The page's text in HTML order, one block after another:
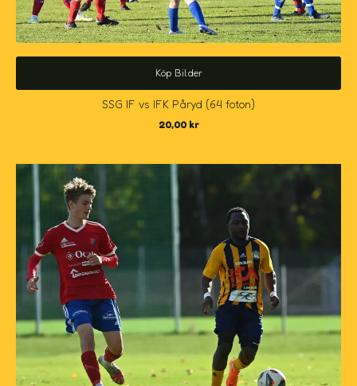
Köp Bilder
SSG IF vs IFK Påryd (64 foton)
20,00 kr